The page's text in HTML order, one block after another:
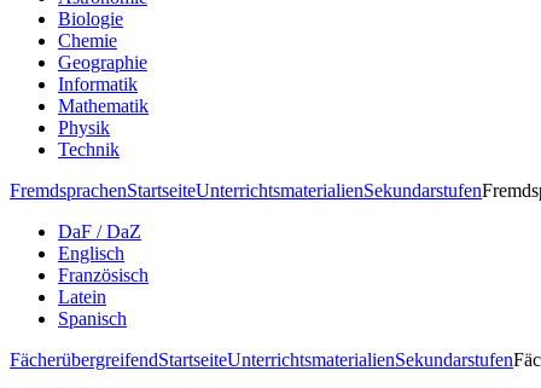
Biologie
Chemie
Geographie
Informatik
Mathematik
Physik
Technik
FremdsprachenStartseiteUnterrichtsmaterialienSekundarstufen
DaF / DaZ
Englisch
Französisch
Latein
Spanisch
FächerübergreifendStartseiteUnterrichtsmaterialienSekundarstufen